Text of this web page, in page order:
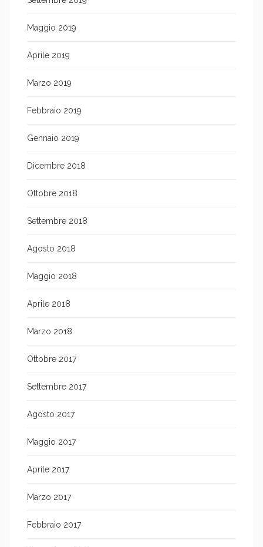
Maggio 2019
Aprile 2019
Marzo 2019
Febbraio 2019
Gennaio 2019
Dicembre 2018
Ottobre 2018
Settembre 2018
Agosto 2018
Maggio 2018
Aprile 2018
Marzo 2018
Ottobre 2017
Settembre 2017
Agosto 2017
Maggio 2017
Aprile 2017
Marzo 2017
Febbraio 2017